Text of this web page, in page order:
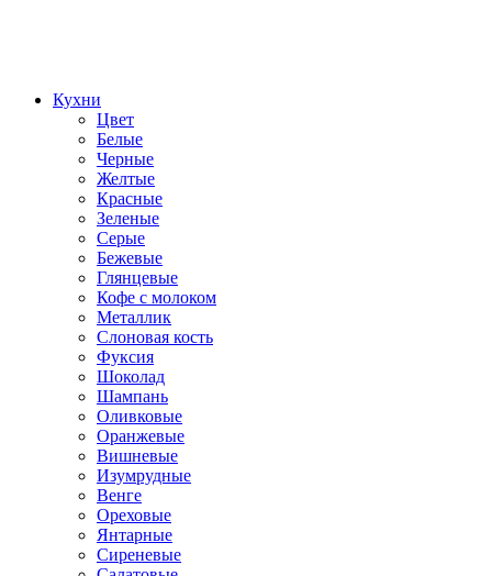
Кухни
Цвет
Белые
Черные
Желтые
Красные
Зеленые
Серые
Бежевые
Глянцевые
Кофе с молоком
Металлик
Слоновая кость
Фуксия
Шоколад
Шампань
Оливковые
Оранжевые
Вишневые
Изумрудные
Венге
Ореховые
Янтарные
Сиреневые